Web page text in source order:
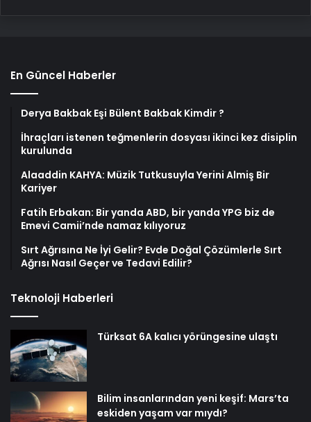
En Güncel Haberler
Derya Bakbak Eşi Bülent Bakbak Kimdir ?
İhraçları istenen teğmenlerin dosyası ikinci kez disiplin
kurulunda
Alaaddin KAHYA: Müzik Tutkusuyla Yerini Almiş Bir
Kariyer
Fatih Erbakan: Bir yanda ABD, bir yanda YPG biz de
Emevi Camii’nde namaz kılıyoruz
Sırt Ağrısına Ne İyi Gelir? Evde Doğal Çözümlerle Sırt
Ağrısı Nasıl Geçer ve Tedavi Edilir?
Teknoloji Haberleri
Türksat 6A kalıcı yörüngesine ulaştı
Bilim insanlarından yeni keşif: Mars’ta
eskiden yaşam var mıydı?